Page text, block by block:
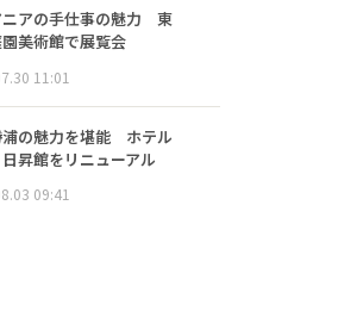
ニアの手仕事の魅力 東
美術館で展覧会
11:01
浦の魅力を堪能 ホテル
昇館をリニューアル
09:41